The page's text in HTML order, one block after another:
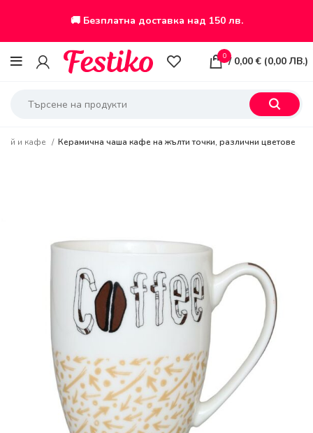
🚚 Безплатна доставка над 150 лв.
0 / 0,00€ (0,00 ЛВ.)
и кафе Керамична чаша кафе на жълти точки, различни цветове